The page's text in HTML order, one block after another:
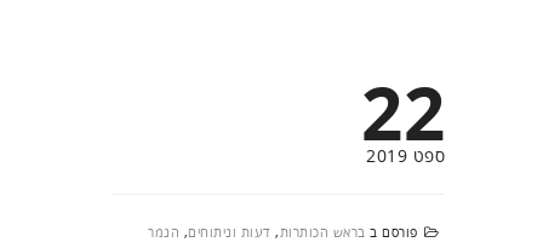
22
ספט 2019
פורסם ב בראש הכותרות, דעות וניתוחים, הנמר